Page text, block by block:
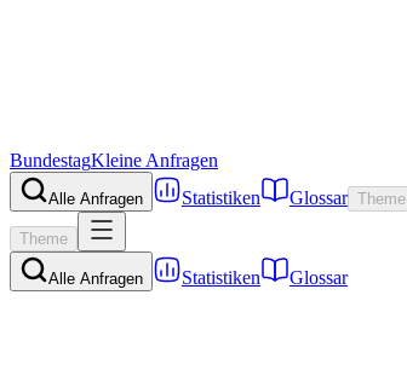
BundestagKleine Anfragen
Alle Anfragen Statistiken Glossar Theme
Theme
Alle Anfragen Statistiken Glossar